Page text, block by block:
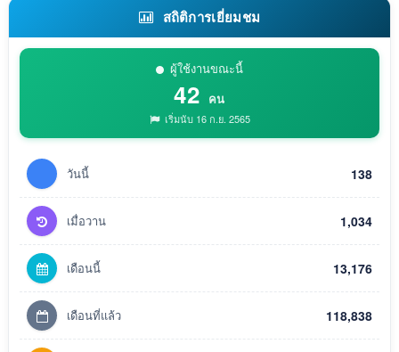
สถิติการเยี่ยมชม
ผู้ใช้งานขณะนี้
42 คน
เริ่มนับ 16 ก.ย. 2565
วันนี้ 138
เมื่อวาน 1,034
เดือนนี้ 13,176
เดือนที่แล้ว 118,838